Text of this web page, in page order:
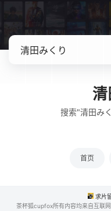
清
搜索"清田み
首页
求片
茶杯狐cupfox所有内容均来自互联